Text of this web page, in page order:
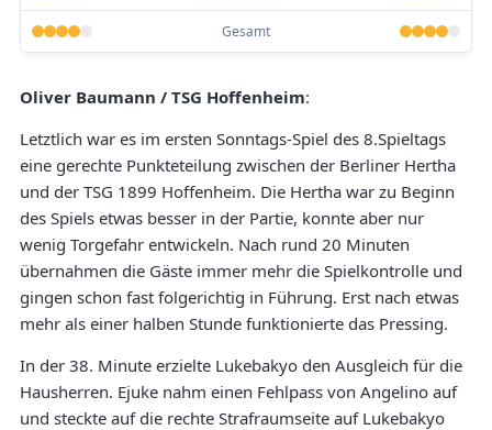
Gesamt
Oliver Baumann / TSG Hoffenheim:
Letztlich war es im ersten Sonntags-Spiel des 8.Spieltags
eine gerechte Punkteteilung zwischen der Berliner Hertha
und der TSG 1899 Hoffenheim. Die Hertha war zu Beginn
des Spiels etwas besser in der Partie, konnte aber nur
wenig Torgefahr entwickeln. Nach rund 20 Minuten
übernahmen die Gäste immer mehr die Spielkontrolle und
gingen schon fast folgerichtig in Führung. Erst nach etwas
mehr als einer halben Stunde funktionierte das Pressing.
In der 38. Minute erzielte Lukebakyo den Ausgleich für die
Hausherren. Ejuke nahm einen Fehlpass von Angelino auf
und steckte auf die rechte Strafraumseite auf Lukebakyo